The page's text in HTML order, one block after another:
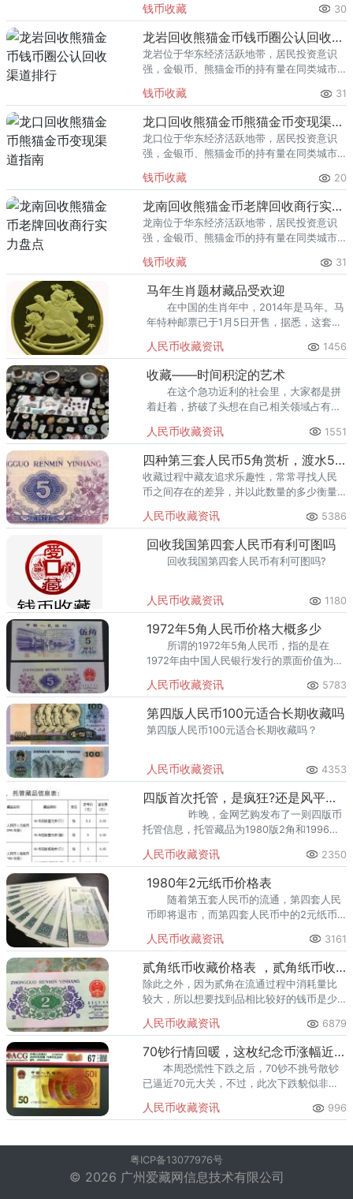
熊猫金币的需求就明显升温，但鱼龙混杂的
回收渠道里，能精准识别版别溢
钱币收藏 30
龙岩回收熊猫金币钱币圈公认回收渠道排行
龙岩位于华东经济活跃地带，居民投资意识
强，金银币、熊猫金币的持有量在同类城市
熊猫金币的需求就明显升温，但鱼龙混杂的
回收渠道里，能精准识别版别溢
钱币收藏 31
龙口回收熊猫金币熊猫金币变现渠道指南
龙口位于华东经济活跃地带，居民投资意识
强，金银币、熊猫金币的持有量在同类城市
熊猫金币的需求就明显升温，但鱼龙混杂的
回收渠道里，能精准识别版别溢
钱币收藏 20
龙南回收熊猫金币老牌回收商行实力盘点
龙南位于华东经济活跃地带，居民投资意识
强，金银币、熊猫金币的持有量在同类城市
熊猫金币的需求就明显升温，但鱼龙混杂的
回收渠道里，能精准识别版别溢
钱币收藏 31
马年生肖题材藏品受欢迎
在中国的生肖年中，2014年是马年。马
年特种邮票已于1月5日开售，据悉，这套
卖出23万枚“马票”
人民币收藏资讯 1456
收藏——时间积淀的艺术
在这个急功近利的社会里，大家都是拼
着赶着，挤破了头想在自己相关领域占有一
人民币收藏资讯 1551
四种第三套人民币5角赏析，渡水5角崭露头角
收藏过程中藏友追求乐趣性，常常寻找人民
币之间存在的差异，并以此数量的多少衡量
人民币收藏资讯 5386
回收我国第四套人民币有利可图吗
回收我国第四套人民币有利可图吗?
人民币收藏资讯 1180
1972年5角人民币价格大概多少
所谓的1972年5角人民币，指的是在
1972年由中国人民银行发行的票面价值为5
人民币收藏资讯 5783
第四版人民币100元适合长期收藏吗
第四版人民币100元适合长期收藏吗？
人民币收藏资讯 4353
四版首次托管，是疯狂?还是风平浪静?
托管信息，托管藏品为1980版2角和1996年1
人民币收藏资讯 2350
1980年2元纸币价格表
随着第五套人民币的流通，第四套人民
币即将退市，而第四套人民币中的2元纸币
越少见2元纸币了。
人民币收藏资讯 3161
贰角纸币收藏价格表 ，贰角纸币收藏最新价格一览表
除此之外，因为贰角在流通过程中消耗量比
较大，所以想要找到品相比较好的钱币是少
状态，那么贰角纸币的收藏价格表是怎样的
呢？
人民币收藏资讯 6879
70钞行情回暖，这枚纪念币涨幅近2倍，有望成为19年黑马
本周恐慌性下跌之后，70钞不挑号散钞
已逼近70元大关，不过，此次下跌貌似非常
金银币在7600/套有成交，封装银币900/枚
人民币收藏资讯 996
粤ICP备13077976号
© 2026 广州爱藏网信息技术有限公司